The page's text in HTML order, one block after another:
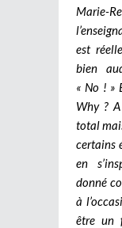
Marie-
est
bien
« No ! »
Why ?
total
certains
en
donné
à
être un